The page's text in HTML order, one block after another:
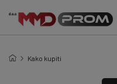
Kako kupiti